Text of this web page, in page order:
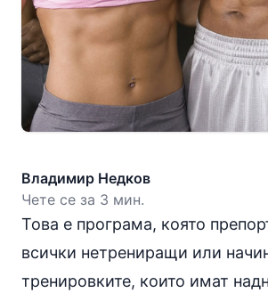
Владимир Недков
Чете се за 3 мин.
Това е програма, която
всички нетрениращи или
тренировките, които имат